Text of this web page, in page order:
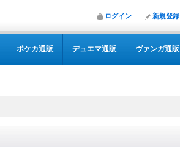
ログイン 新規登録
ポケカ通販 デュエマ通販 ヴァンガ通販